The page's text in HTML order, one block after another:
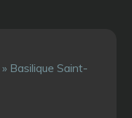
» Basilique Saint-